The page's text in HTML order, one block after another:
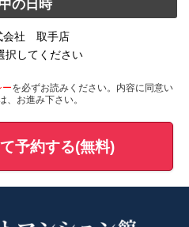
の日時
会社 取手店
択してください
ーを必ずお読みください。内容に同意い
、お進み下さい。
予約する(無料)